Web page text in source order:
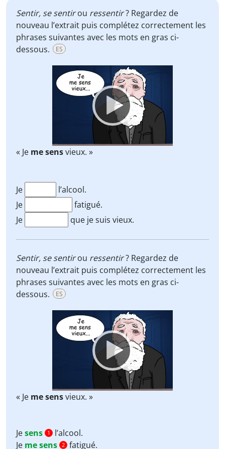
Sentir, se sentirou ressentir? Regardez de
nouveau l’extrait puis complétez correctement les
phrases suivantes avec les mots en gras ci-
dessous.
ES
Video
Player
« Je me sensvieux. »
Je
l’alcool.
Je
fatigué.
Je
que je suis vieux.
Sentir, se sentirou ressentir? Regardez de
nouveau l’extrait puis complétez correctement les
phrases suivantes avec les mots en gras ci-
dessous.
ES
Video
Player
« Je me sensvieux. »
Jesens 1
l’alcool.
Je me sens 2 fatigué.